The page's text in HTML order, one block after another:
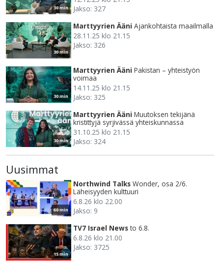
30 min
Jakso: 327
30 min
Marttyyrien Ääni Ajankohtaista maailmalla
28.11.25 klo 21.15
Jakso: 326
30 min
Marttyyrien Ääni Pakistan – yhteistyön
voimaa
14.11.25 klo 21.15
Jakso: 325
30 min
Marttyyrien Ääni Muutoksen tekijänä
kristittyjä syrjivässä yhteiskunnassa
31.10.25 klo 21.15
Jakso: 324
Uusimmat
60 min
Northwind Talks Wonder, osa 2/6.
Läheisyyden kulttuuri
6.8.26 klo 22.00
Jakso: 9
15 min
TV7 Israel News to 6.8.
6.8.26 klo 21.00
Jakso: 3725